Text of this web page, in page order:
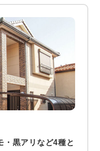
・黒アリなど4種と